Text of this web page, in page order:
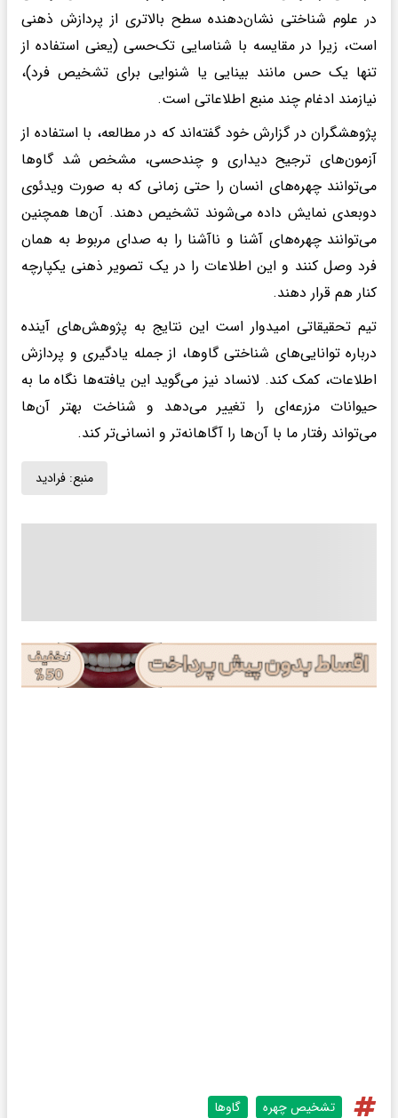
در علوم شناختی نشان‌دهنده سطح بالاتری از پردازش ذهنی
است، زیرا در مقایسه با شناسایی تک‌حسی (یعنی استفاده از
تنها یک حس مانند بینایی یا شنوایی برای تشخیص فرد)،
نیازمند ادغام چند منبع اطلاعاتی است.
پژوهشگران در گزارش خود گفته‌اند که در مطالعه، با استفاده از
آزمون‌های ترجیح دیداری و چندحسی، مشخص شد گاوها
می‌توانند چهره‌های انسان را حتی زمانی که به صورت ویدئوی
دوبعدی نمایش داده می‌شوند تشخیص دهند. آن‌ها همچنین
می‌توانند چهره‌های آشنا و ناآشنا را به صدای مربوط به همان
فرد وصل کنند و این اطلاعات را در یک تصویر ذهنی یکپارچه
کنار هم قرار دهند.
تیم تحقیقاتی امیدوار است این نتایج به پژوهش‌های آینده
درباره توانایی‌های شناختی گاوها، از جمله یادگیری و پردازش
اطلاعات، کمک کند. لانساد نیز می‌گوید این یافته‌ها نگاه ما به
حیوانات مزرعه‌ای را تغییر می‌دهد و شناخت بهتر آن‌ها
می‌تواند رفتار ما با آن‌ها را آگاهانه‌تر و انسانی‌تر کند.
منبع: فرادید
تشخیص چهره گاوها